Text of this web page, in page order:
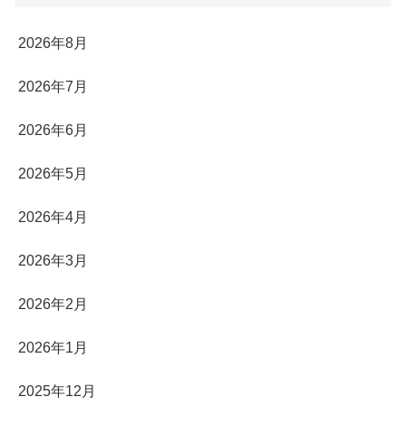
2026年8月
2026年7月
2026年6月
2026年5月
2026年4月
2026年3月
2026年2月
2026年1月
2025年12月